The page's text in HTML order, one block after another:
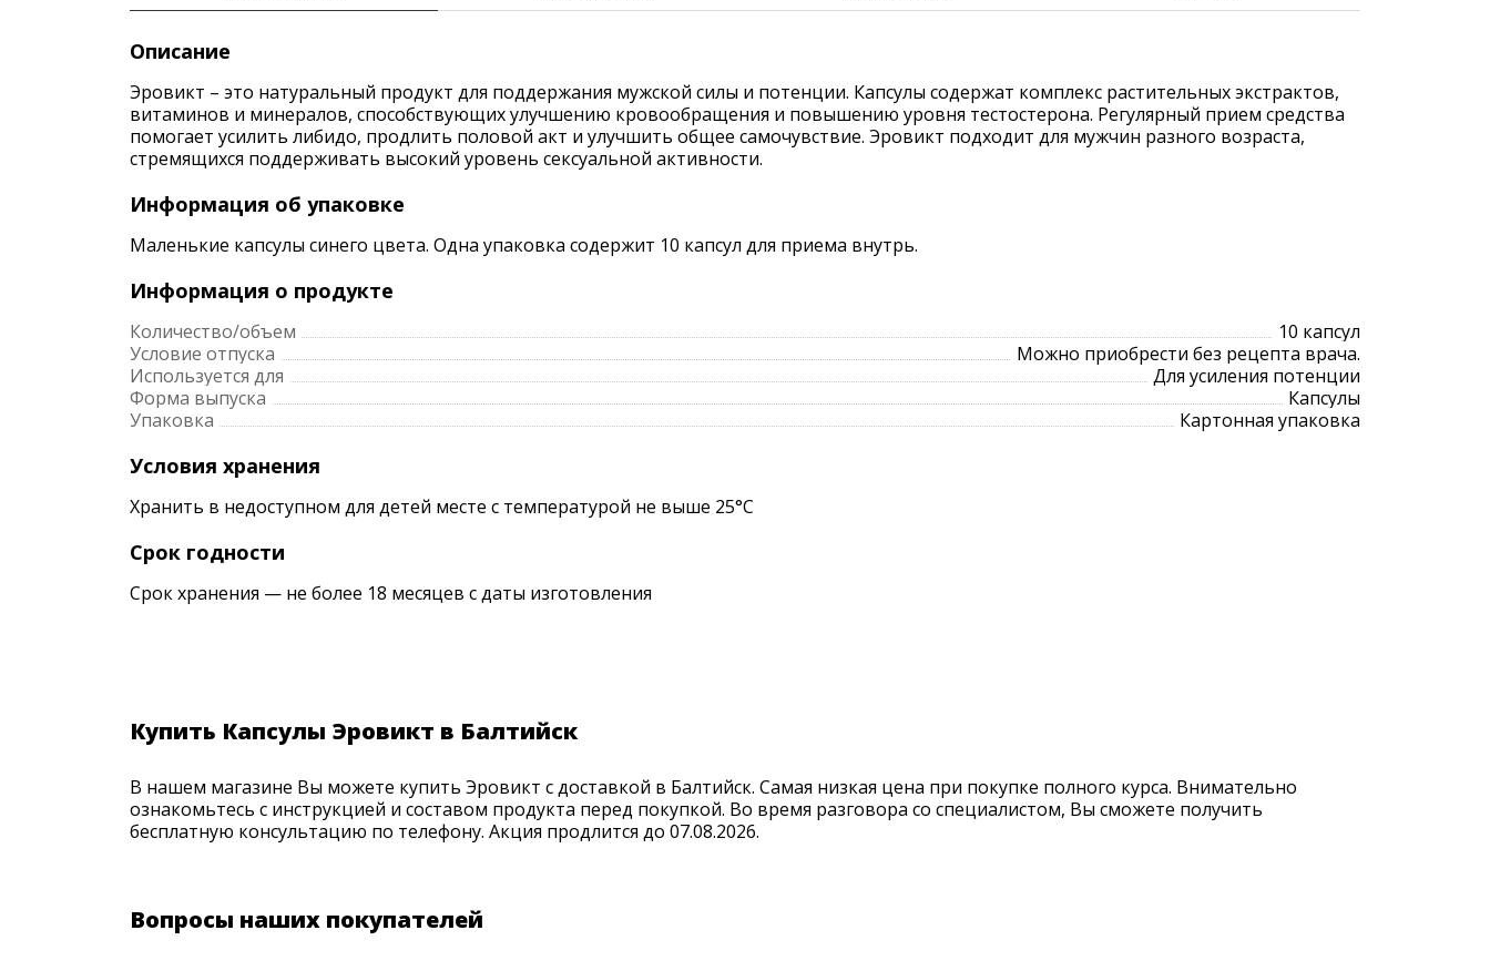
Описание
Эровикт – это натуральный продукт для поддержания мужской силы и потенции. Капсулы содержат комплекс растительных экстрактов,
витаминов и минералов, способствующих улучшению кровообращения и повышению уровня тестостерона. Регулярный прием средства
помогает усилить либидо, продлить половой акт и улучшить общее самочувствие. Эровикт подходит для мужчин разного возраста,
стремящихся поддерживать высокий уровень сексуальной активности.
Информация об упаковке
Маленькие капсулы синего цвета. Одна упаковка содержит 10 капсул для приема внутрь.
Информация о продукте
Количество/объем
10 капсул
Условие отпуска
Можно приобрести без рецепта врача.
Используется для
Для усиления потенции
Форма выпуска
Капсулы
Упаковка
Картонная упаковка
Условия хранения
Хранить в недоступном для детей месте с температурой не выше 25°C
Срок годности
Срок хранения — не более 18 месяцев с даты изготовления
Купить Капсулы Эровикт в Балтийск
В нашем магазине Вы можете купить Эровикт с доставкой в Балтийск. Самая низкая цена при покупке полного курса. Внимательно
ознакомьтесь с инструкцией и составом продукта перед покупкой. Во время разговора со специалистом, Вы сможете получить
бесплатную консультацию по телефону. Акция продлится до 07.08.2026.
Вопросы наших покупателей